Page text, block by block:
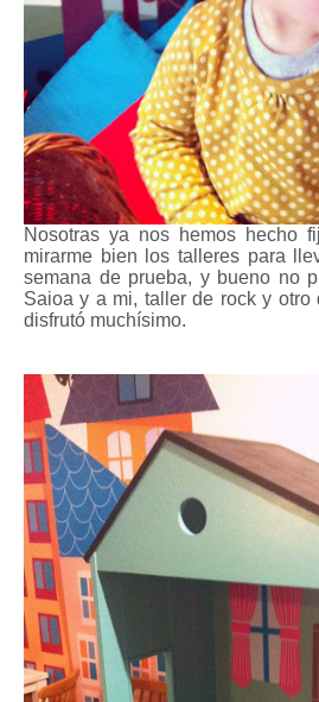
Nosotras ya nos hemos hecho
mirarme bien los talleres para
semana de prueba, y bueno no
Saioa y a mi, taller de rock y otro
disfrutó muchísimo.